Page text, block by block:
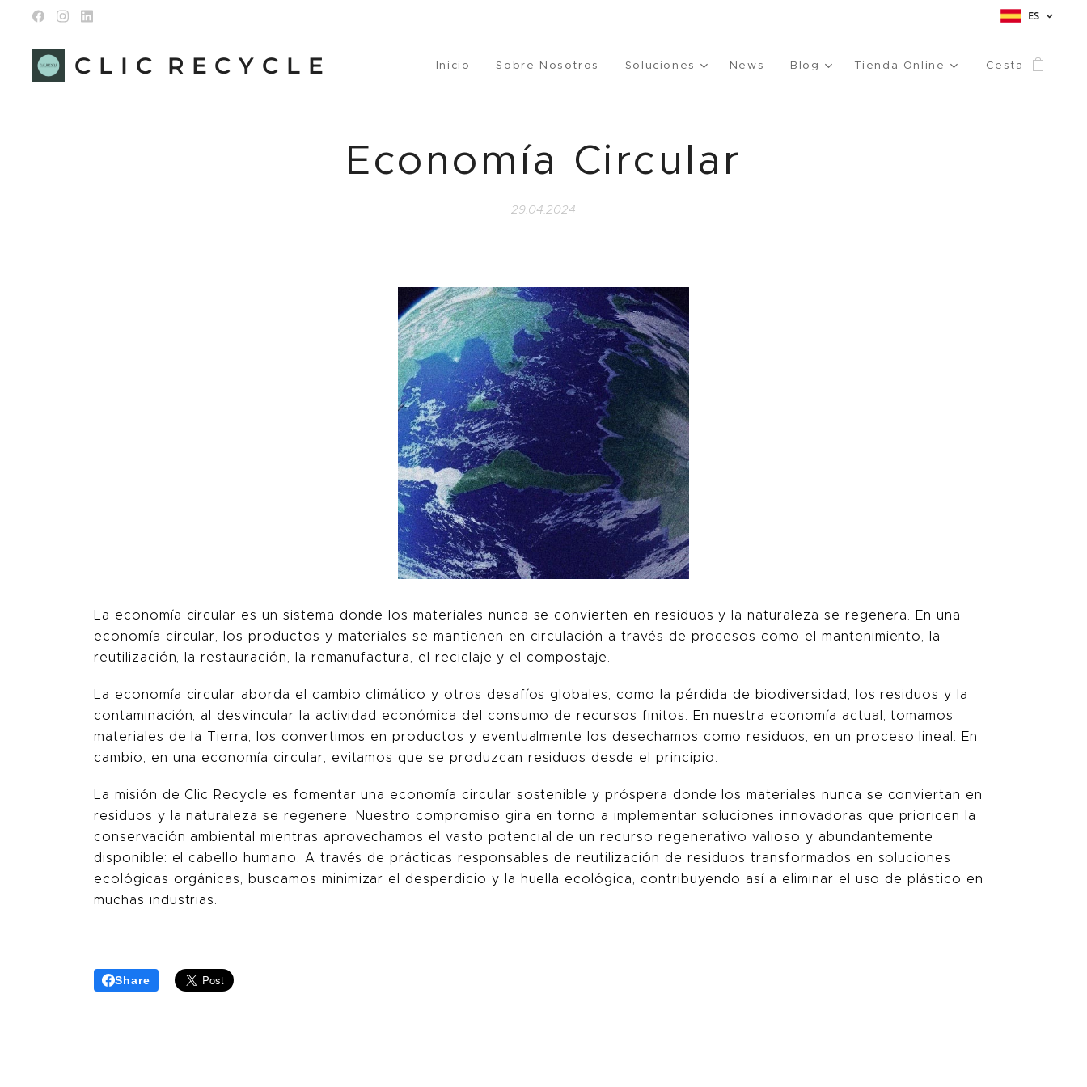
ES
C L I C R E C Y C L E Inicio Sobre Nosotros Soluciones News Blog Tienda Online Cesta
Economía Circular
29.04.2024
La economía circular es un sistema donde los materiales nunca se convierten en residuos y la naturaleza se regenera. En una
economía circular, los productos y materiales se mantienen en circulación a través de procesos como el mantenimiento, la
reutilización, la restauración, la remanufactura, el reciclaje y el compostaje.
La economía circular aborda el cambio climático y otros desafíos globales, como la pérdida de biodiversidad, los residuos y la
contaminación, al desvincular la actividad económica del consumo de recursos finitos. En nuestra economía actual, tomamos
materiales de la Tierra, los convertimos en productos y eventualmente los desechamos como residuos, en un proceso lineal. En
cambio, en una economía circular, evitamos que se produzcan residuos desde el principio.
La misión de Clic Recycle es fomentar una economía circular sostenible y próspera donde los materiales nunca se conviertan en
residuos y la naturaleza se regenere. Nuestro compromiso gira en torno a implementar soluciones innovadoras que prioricen la
conservación ambiental mientras aprovechamos el vasto potencial de un recurso regenerativo valioso y abundantemente
disponible: el cabello humano. A través de prácticas responsables de reutilización de residuos transformados en soluciones
ecológicas orgánicas, buscamos minimizar el desperdicio y la huella ecológica, contribuyendo así a eliminar el uso de plástico en
muchas industrias.
Share